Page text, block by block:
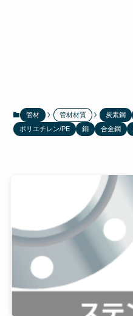
管材 管材材質 炭素鋼
ポリエチレン/PE
銅 合金鋼